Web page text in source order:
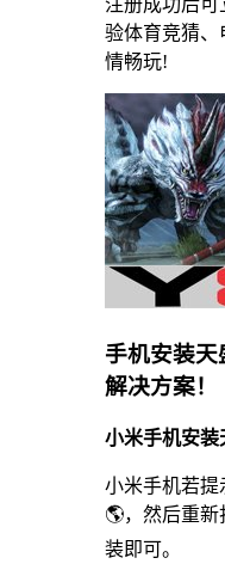
验体育竞猜、
情畅玩!
手机安装
解决方案！
小米手机安装
小米手机若提
🌎，然后重新
装即可。